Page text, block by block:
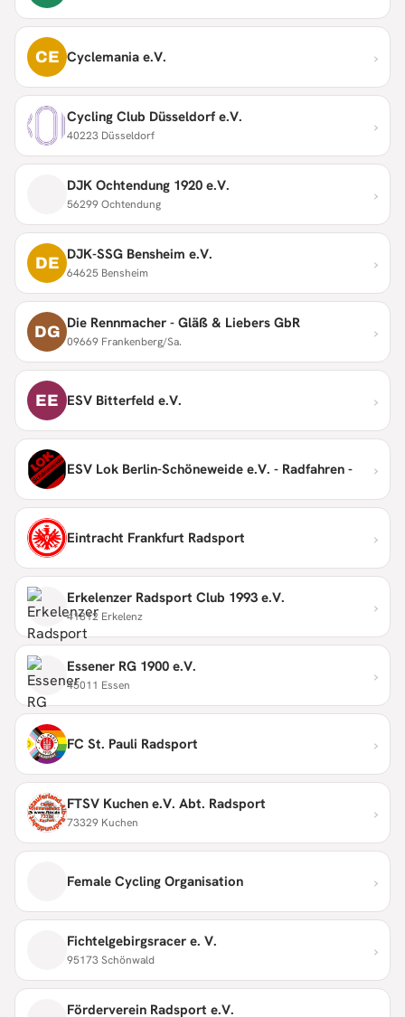
CE Cyclemania e.V. ›
Cycling Club Düsseldorf e.V.
40223 Düsseldorf ›
DJK Ochtendung 1920 e.V.
56299 Ochtendung ›
DE DJK-SSG Bensheim e.V.
64625 Bensheim ›
DG Die Rennmacher - Gläß & Liebers GbR
09669 Frankenberg/Sa. ›
EE ESV Bitterfeld e.V. ›
ESV Lok Berlin-Schöneweide e.V. - Radfahren - ›
Eintracht Frankfurt Radsport ›
Erkelenzer Radsport Club 1993 e.V.
41812 Erkelenz ›
Essener RG 1900 e.V.
45011 Essen ›
FC St. Pauli Radsport ›
FTSV Kuchen e.V. Abt. Radsport
73329 Kuchen ›
Female Cycling Organisation ›
Fichtelgebirgsracer e. V.
95173 Schönwald ›
Förderverein Radsport e.V.